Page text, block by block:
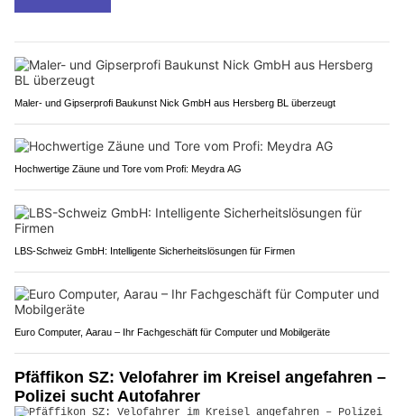
Maler- und Gipserprofi Baukunst Nick GmbH aus Hersberg BL überzeugt
Hochwertige Zäune und Tore vom Profi: Meydra AG
LBS-Schweiz GmbH: Intelligente Sicherheitslösungen für Firmen
Euro Computer, Aarau – Ihr Fachgeschäft für Computer und Mobilgeräte
Pfäffikon SZ: Velofahrer im Kreisel angefahren –
Polizei sucht Autofahrer